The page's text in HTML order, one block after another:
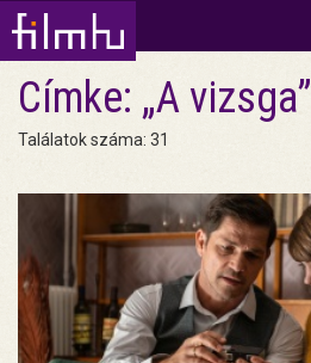
Címke: „A vizsga”
Találatok száma: 31